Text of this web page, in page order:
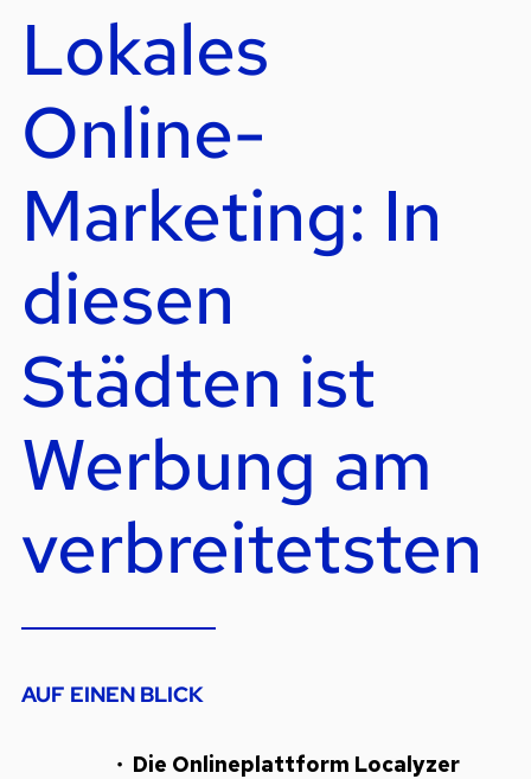
Lokales
Online-
Marketing: In
diesen
Städten ist
Werbung am
verbreitetsten
AUF EINEN BLICK
Die Onlineplattform Localyzer